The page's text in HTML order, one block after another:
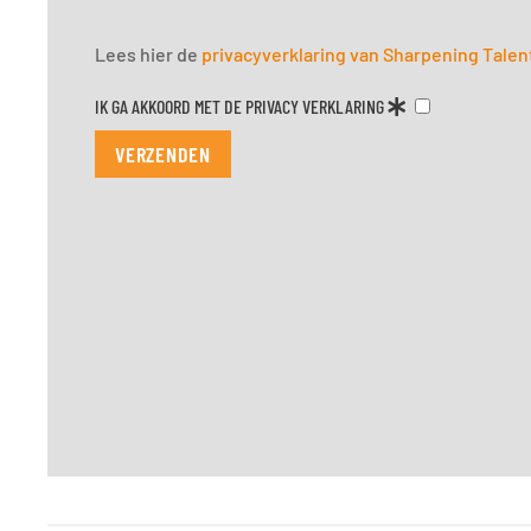
Lees hier de privacyverklaring van Sharpening
IK GA AKKOORD MET DE PRIVACY VERKLARING
VERZENDEN